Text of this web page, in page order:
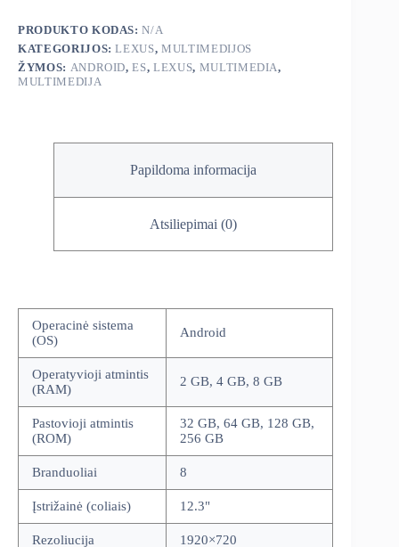
multimedija
PRODUKTO KODAS:N/A
KATEGORIJOS:LEXUS,MULTIMEDIJOS
ŽYMOS: ANDROID,ES,LEXUS, MULTIMEDIA,
MULTIMEDIJA
Papildoma informacija
Atsiliepimai (0)
Operacinė sistema
(OS)
Android
Operatyvioji atmintis
(RAM)
2 GB, 4 GB, 8 GB
Pastovioji atmintis
(ROM)
32 GB, 64 GB, 128 GB,
256 GB
Branduoliai 8
Įstrižainė (coliais) 12.3"
Rezoliucija 1920×720